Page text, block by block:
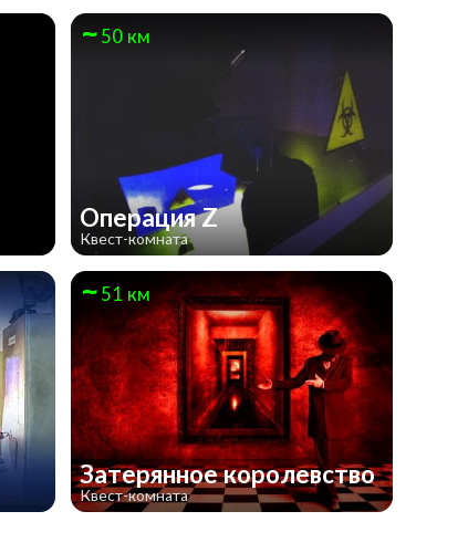
50 км
Операция Z
Квест-комната
51 км
Затерянное королевство
Квест-комната